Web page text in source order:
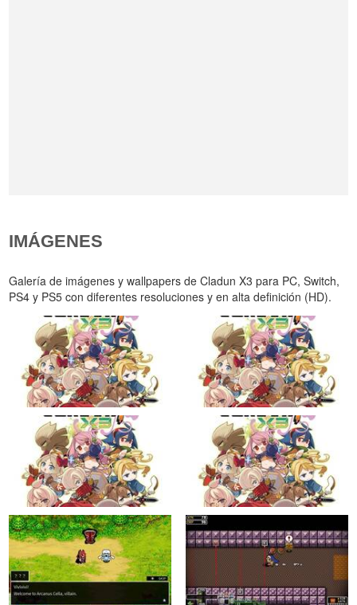
IMÁGENES
Galería de imágenes y wallpapers de Cladun X3 para PC, Switch,
PS4 y PS5 con diferentes resoluciones y en alta definición (HD).